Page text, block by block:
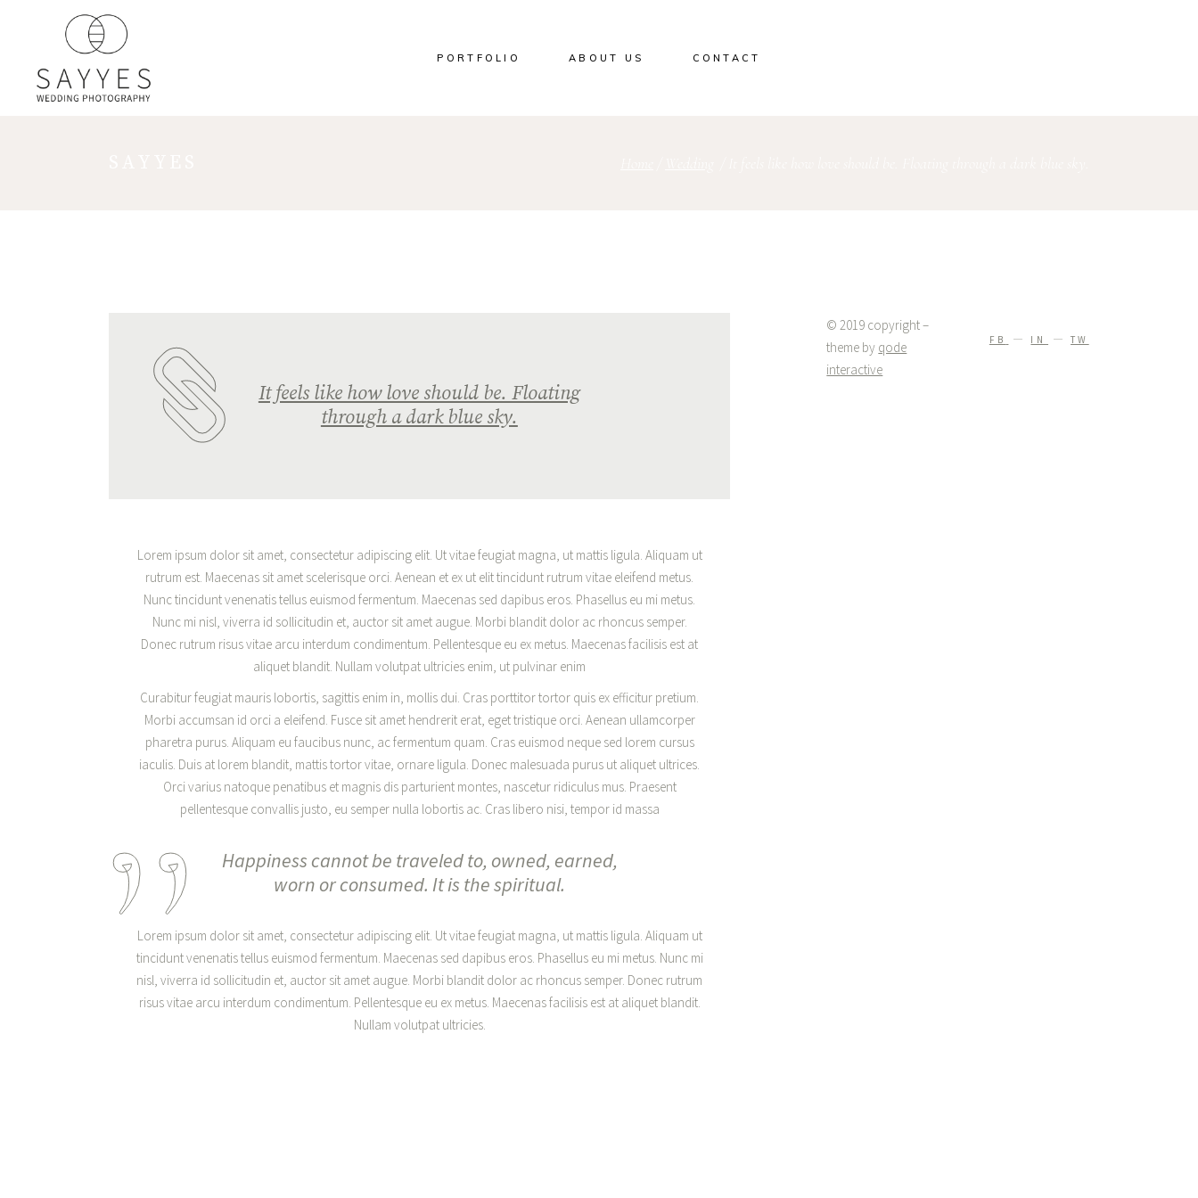
PORTFOLIO ABOUT US CONTACT
It feels like how love should be. Floating
through a dark blue sky.
Lorem ipsum dolor sit amet, consectetur adipiscing elit. Ut vitae feugiat magna, ut mattis ligula. Aliquam ut
rutrum est. Maecenas sit amet scelerisque orci. Aenean et ex ut elit tincidunt rutrum vitae eleifend metus.
Nunc tincidunt venenatis tellus euismod fermentum. Maecenas sed dapibus eros. Phasellus eu mi metus.
Nunc mi nisl, viverra id sollicitudin et, auctor sit amet augue. Morbi blandit dolor ac rhoncus semper.
Donec rutrum risus vitae arcu interdum condimentum. Pellentesque eu ex metus. Maecenas facilisis est at
aliquet blandit. Nullam volutpat ultricies enim, ut pulvinar enim
Curabitur feugiat mauris lobortis, sagittis enim in, mollis dui. Cras porttitor tortor quis ex efficitur pretium.
Morbi accumsan id orci a eleifend. Fusce sit amet hendrerit erat, eget tristique orci. Aenean ullamcorper
pharetra purus. Aliquam eu faucibus nunc, ac fermentum quam. Cras euismod neque sed lorem cursus
iaculis. Duis at lorem blandit, mattis tortor vitae, ornare ligula. Donec malesuada purus ut aliquet ultrices.
Orci varius natoque penatibus et magnis dis parturient montes, nascetur ridiculus mus. Praesent
pellentesque convallis justo, eu semper nulla lobortis ac. Cras libero nisi, tempor id massa
Happiness cannot be traveled to, owned, earned,
worn or consumed. It is the spiritual.
Lorem ipsum dolor sit amet, consectetur adipiscing elit. Ut vitae feugiat magna, ut mattis ligula. Aliquam ut
tincidunt venenatis tellus euismod fermentum. Maecenas sed dapibus eros. Phasellus eu mi metus. Nunc mi
nisl, viverra id sollicitudin et, auctor sit amet augue. Morbi blandit dolor ac rhoncus semper. Donec rutrum
risus vitae arcu interdum condimentum. Pellentesque eu ex metus. Maecenas facilisis est at aliquet blandit.
Nullam volutpat ultricies.
© 2019 copyright –
theme by qode
interactive
FB IN TW